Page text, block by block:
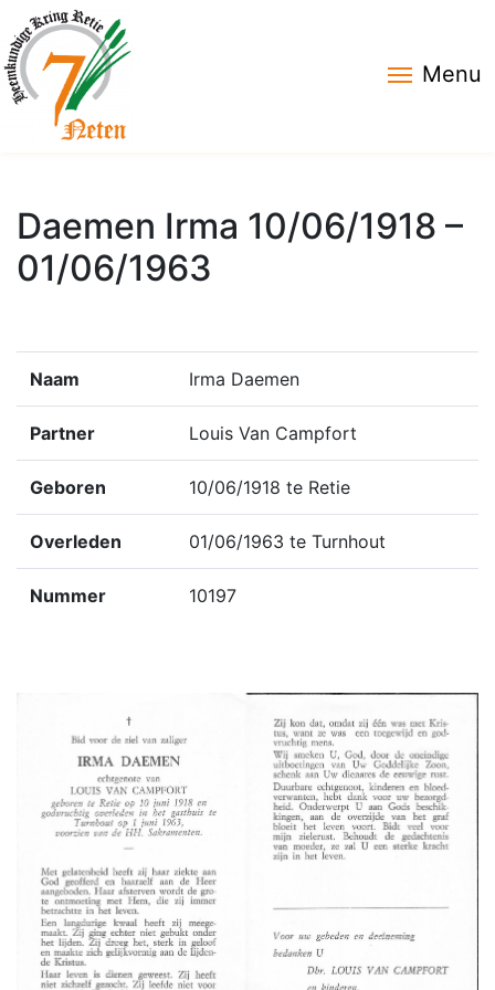
Menu
Daemen Irma 10/06/1918 –
01/06/1963
Naam Irma Daemen
Partner Louis Van Campfort
Geboren 10/06/1918 te Retie
Overleden 01/06/1963 te Turnhout
Nummer 10197